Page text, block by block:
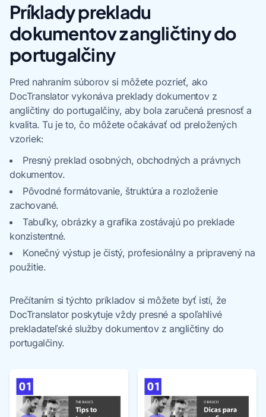
Príklady prekladu
dokumentov z angličtiny do
portugalčiny
Pred nahraním súborov si môžete pozrieť, ako
DocTranslator vykonáva preklady dokumentov z
angličtiny do portugalčiny, aby bola zaručená presnosť a
kvalita. Tu je to, čo môžete očakávať od preložených
vzoriek:
Presný preklad osobných, obchodných a právnych
dokumentov.
Pôvodné formátovanie, štruktúra a rozloženie
zachované.
Tabuľky, obrázky a grafika zostávajú po preklade
konzistentné.
Konečný výstup je čistý, profesionálny a pripravený na
použitie.
Prečítaním si týchto príkladov si môžete byť istí, že
DocTranslator poskytuje vždy presné a spoľahlivé
prekladateľské služby dokumentov z angličtiny do
portugalčiny.